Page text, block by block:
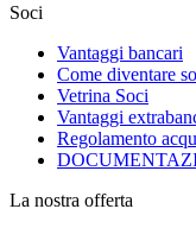
Soci
Vantaggi bancari
Come diventare
Vetrina Soci
Vantaggi
Regolamento
La nostra offerta